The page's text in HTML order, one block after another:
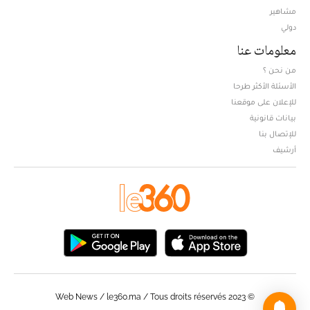
مشاهير
دولي
معلومات عنا
من نحن ؟
الأسئلة الأكثر طرحا
للإعلان على موقعنا
بيانات قانونية
للإتصال بنا
أرشيف
© Web News / le360.ma / Tous droits réservés 2023